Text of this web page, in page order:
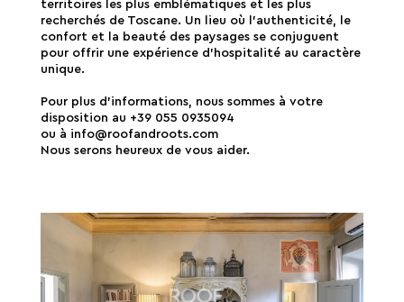
territoires les plus emblématiques et les plus
recherchés de Toscane. Un lieu où l'authenticité, le
confort et la beauté des paysages se conjuguent
pour offrir une expérience d'hospitalité au caractère
unique.
Pour plus d'informations, nous sommes à votre
disposition au +39 055 0935094
ou à info@roofandroots.com
Nous serons heureux de vous aider.